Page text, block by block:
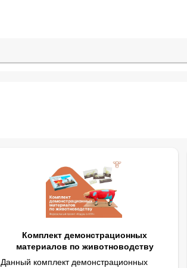
Комплект демонстрационных
материалов по животноводству
Данный комплект демонстрационных